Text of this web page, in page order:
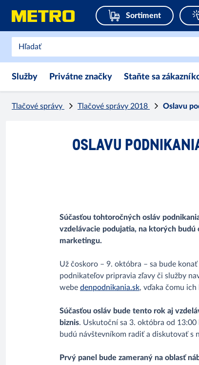
Sortiment
Služby Privátne značky Staňte sa
Tlačové správy Tlačové správy 2018 Oslavu
OSLAVU
Súčasťou tohtoročných osláv
vzdelávacie podujatia, na ktorých
marketingu.
Už čoskoro – 9. októbra – sa bude
podnikateľov pripravia zľavy či služby
webe denpodnikania.sk, vďaka čomu
Súčasťou osláv bude tento rok aj
biznis. Uskutoční sa 3. októbra od
budú návštevníkom radiť a diskutovať s
Prvý panel bude zameraný na oblasť